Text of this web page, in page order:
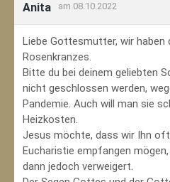
Anita am 08.10.2022
Liebe Gottesmutter, wir haben
Rosenkranzes.
Bitte du bei deinem geliebten
nicht geschlossen werden,
Pandemie. Auch will man sie
Heizkosten.
Jesus möchte, dass wir Ihn oft
Eucharistie empfangen
dann jedoch verweigert.